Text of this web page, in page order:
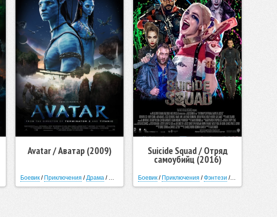
Мелодрама
Avatar / Аватар (2009)
Боевик/ Приключения / Драма / Фантастика
Suicide Squad / Отряд
самоубийц (2016)
Боевик / Приключения /Фэнтези /